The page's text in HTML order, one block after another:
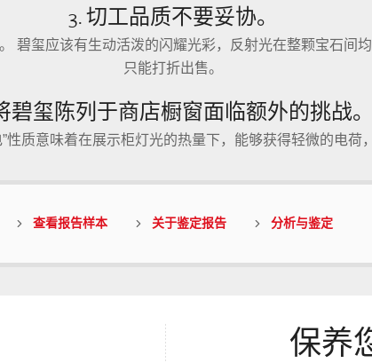
3. 切工品质不要妥协。
碧玺应该有生动活泼的闪耀光彩，反射光在整颗宝石间
只能打折出售。
碧玺陈列于商店橱窗面临额外的挑战
性质意味着在展示柜灯光的热量下，能够获得轻微的电荷
查看报告样本 关于鉴定报告 分析与鉴定
保养